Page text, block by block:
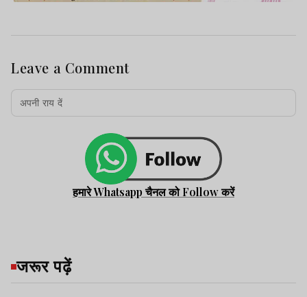
Leave a Comment
हमारे Whatsapp चैनल को Follow करें
जरूर पढ़ें